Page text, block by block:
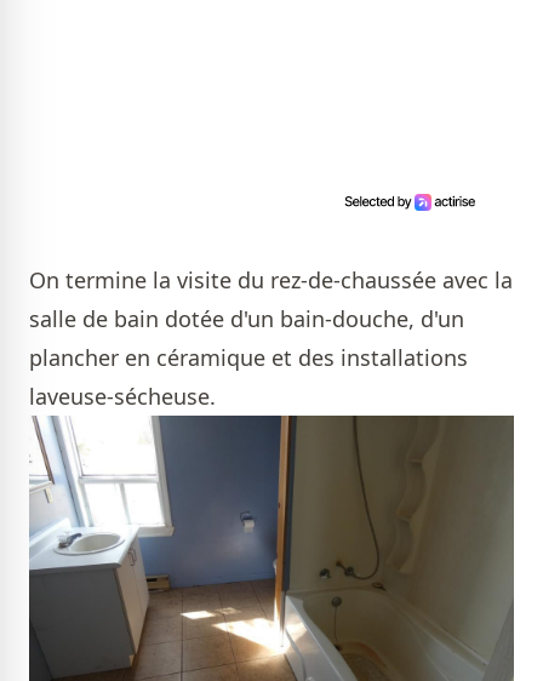
On termine la visite du rez-de-chaussée avec la
salle de bain dotée d'un bain-douche, d'un
plancher en céramique et des installations
laveuse-sécheuse.